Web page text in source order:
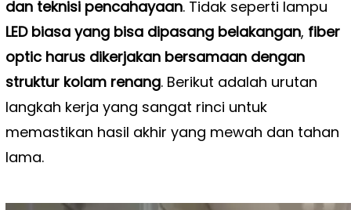
dan teknisi pencahayaan. Tidak seperti lampu
LED biasa yang bisa dipasang belakangan, fiber
optic harus dikerjakan bersamaan dengan
struktur kolam renang. Berikut adalah urutan
langkah kerja yang sangat rinci untuk
memastikan hasil akhir yang mewah dan tahan
lama.